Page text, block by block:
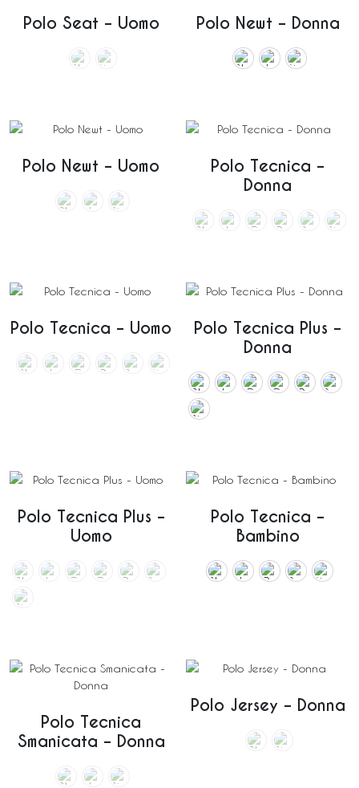
Polo Seat – Uomo Polo Newt – Donna
Polo Newt – Uomo
Polo Tecnica –
Donna
Polo Tecnica – Uomo
Polo Tecnica Plus –
Donna
Polo Tecnica Plus –
Uomo
Polo Tecnica –
Bambino
Polo Tecnica
Smanicata – Donna
Polo Jersey – Donna